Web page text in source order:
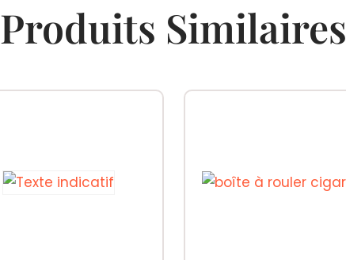
Produits Similaires